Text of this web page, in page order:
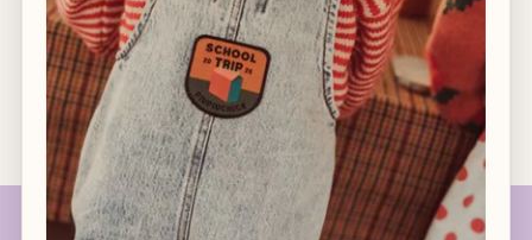
14 dagen retourrecht
Gratis verzending vanaf €120 in België